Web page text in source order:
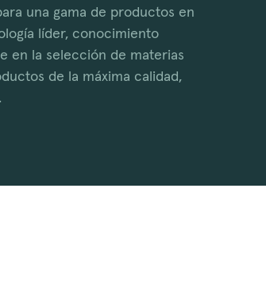
una gama de productos en
líder, conocimiento
en la selección de materias
de la máxima calidad,